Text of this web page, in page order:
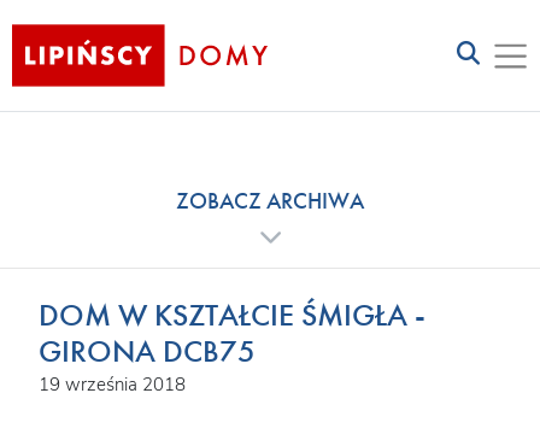
ZOBACZ ARCHIWA
DOM W KSZTAŁCIE ŚMIGŁA -
GIRONA DCB75
19 września 2018